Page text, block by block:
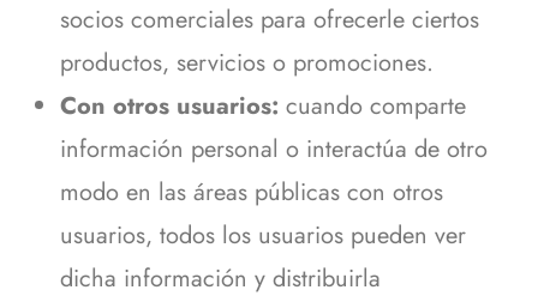
socios comerciales para ofrecerle ciertos
productos, servicios o promociones.
Con otros usuarios: cuando comparte
información personal o interactúa de otro
modo en las áreas públicas con otros
usuarios, todos los usuarios pueden ver
dicha información y distribuirla